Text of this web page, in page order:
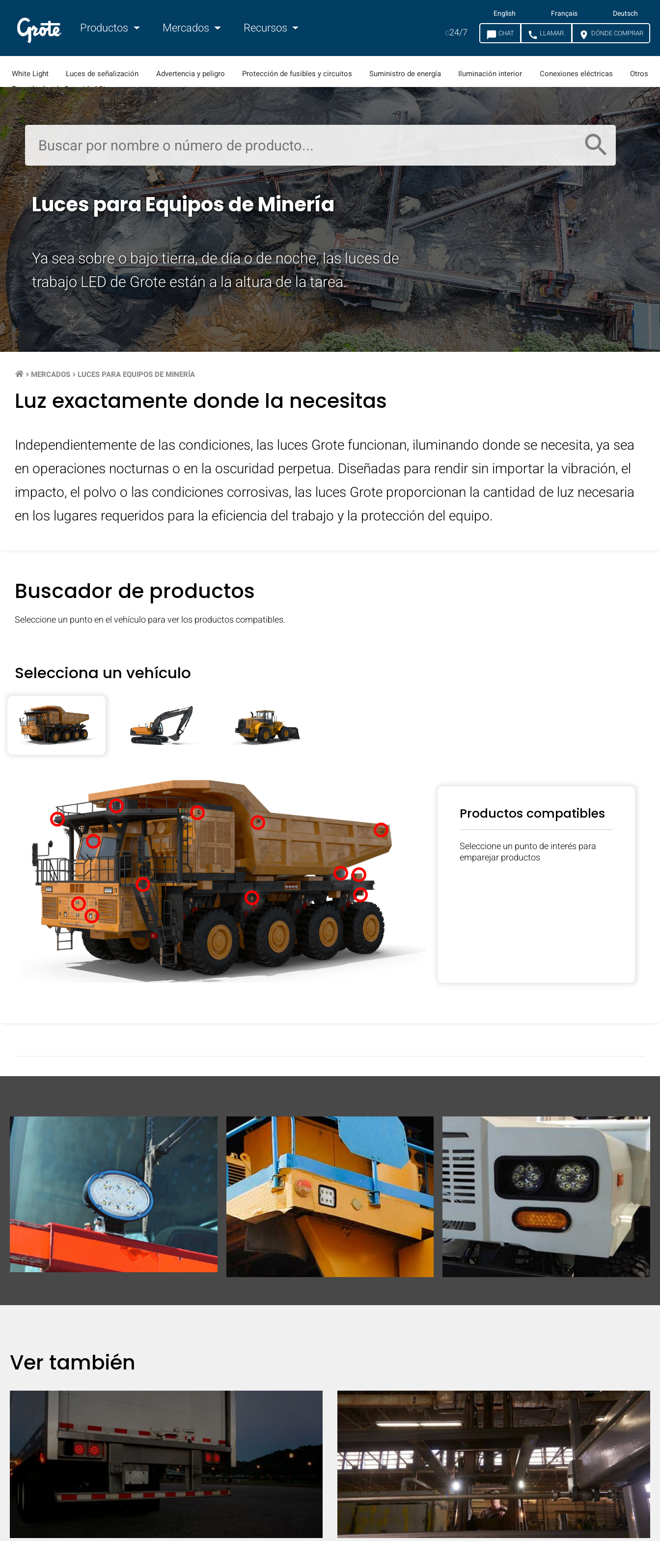
Productos Mercados Recursos
English Français Deutsch
G24/7 chat_bubble CHAT call LLAMAR location_on DÓNDE COMPRAR
White Light Luces de señalización Advertencia y peligro Protección de fusibles y circuitos Suministro de energía Iluminación interior Conexiones eléctricas
Otros
Tecnologías de Seguridad Star
search
Luces para Equipos de Minería
Ya sea sobre o bajo tierra, de día o de noche, las luces de
trabajo LED de Grote están a la altura de la tarea.
keyboard_arrow_right MERCADOS keyboard_arrow_right LUCES PARA EQUIPOS DE MINERÍA
Luz exactamente donde la necesitas
Independientemente de las condiciones, las luces Grote funcionan, iluminando donde se necesita, ya sea
en operaciones nocturnas o en la oscuridad perpetua. Diseñadas para rendir sin importar la vibración, el
impacto, el polvo o las condiciones corrosivas, las luces Grote proporcionan la cantidad de luz necesaria
en los lugares requeridos para la eficiencia del trabajo y la protección del equipo.
Buscador de productos
Seleccione un punto en el vehículo para ver los productos compatibles.
Selecciona un vehículo
Productos compatibles
Seleccione un punto de interés para
emparejar productos
Ver también